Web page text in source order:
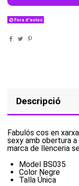
Fora d'estoc
Descripció
Fabulós cos en
sexy amb obertura
marca de llenceria
Model BS035
Color Negre
Talla Única